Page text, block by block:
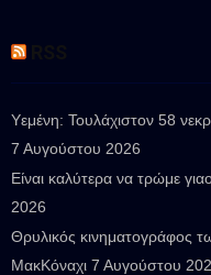
Ο
Κ
Ο
Θ
Ρ
Ω
Υεμένη: Τουλάχιστον 58
7 Αυγούστου 2026
Είναι καλύτερα να τρώμε
2026
Θρυλικός κινηματογράφος
ΜακΚόναχι 7 Αυγούστου